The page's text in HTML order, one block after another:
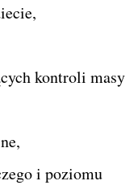
kontroli masy
i poziomu